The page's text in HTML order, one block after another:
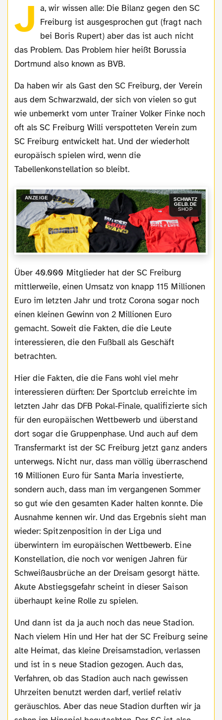
J a, wir wissen alle: Die Bilanz gegen den SC
Freiburg ist ausgesprochen gut (fragt nach
bei Boris Rupert) aber das ist auch nicht
das Problem. Das Problem hier heißt Borussia
Dortmund also known as BVB.
Da haben wir als Gast den SC Freiburg, der Verein
aus dem Schwarzwald, der sich von vielen so gut
wie unbemerkt vom unter Trainer Volker Finke noch
oft als SC Freiburg Willi verspotteten Verein zum
SC Freiburg entwickelt hat. Und der wiederholt
europäisch spielen wird, wenn die
Tabellenkonstellation so bleibt.
ANZEIGE
SCHWATZ
GELB.DE
SHOP
Über 40.000 Mitglieder hat der SC Freiburg
mittlerweile, einen Umsatz von knapp 115 Millionen
Euro im letzten Jahr und trotz Corona sogar noch
einen kleinen Gewinn von 2 Millionen Euro
gemacht. Soweit die Fakten, die die Leute
interessieren, die den Fußball als Geschäft
betrachten.
Hier die Fakten, die die Fans wohl viel mehr
interessieren dürften: Der Sportclub erreichte im
letzten Jahr das DFB Pokal-Finale, qualifizierte sich
für den europäischen Wettbewerb und überstand
dort sogar die Gruppenphase. Und auch auf dem
Transfermarkt ist der SC Freiburg jetzt ganz anders
unterwegs. Nicht nur, dass man völlig überraschend
10 Millionen Euro für Santa Maria investierte,
sondern auch, dass man im vergangenen Sommer
so gut wie den gesamten Kader halten konnte. Die
Ausnahme kennen wir. Und das Ergebnis sieht man
wieder: Spitzenposition in der Liga und
überwintern im europäischen Wettbewerb. Eine
Konstellation, die noch vor wenigen Jahren für
Schweißausbrüche an der Dreisam gesorgt hätte.
Akute Abstiegsgefahr scheint in dieser Saison
überhaupt keine Rolle zu spielen.
Und dann ist da ja auch noch das neue Stadion.
Nach vielem Hin und Her hat der SC Freiburg seine
alte Heimat, das kleine Dreisamstadion, verlassen
und ist in s neue Stadion gezogen. Auch das,
Verfahren, ob das Stadion auch nach gewissen
Uhrzeiten benutzt werden darf, verlief relativ
geräuschlos. Aber das neue Stadion durften wir ja